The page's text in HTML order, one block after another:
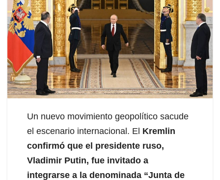
Un nuevo movimiento geopolítico sacude
el escenario internacional. El Kremlin
confirmó que el presidente ruso,
Vladimir Putin, fue invitado a
integrarse a la denominada “Junta de